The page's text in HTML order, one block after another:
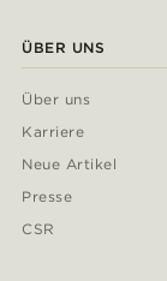
ÜBER UNS
Über uns
Karriere
Neue Artikel
Presse
CSR